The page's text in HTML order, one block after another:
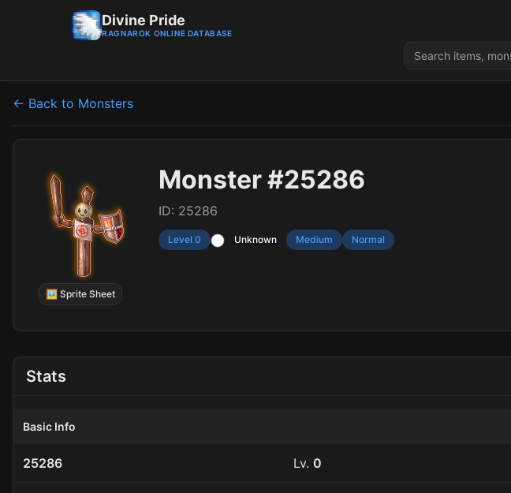
Divine Pride
RAGNAROK ONLINE DATABASE
← Back to Monsters
🖼 Sprite Sheet
Monster #25286
ID: 25286
Level 0 Unknown Medium Normal
Stats
Basic Info
25286 Lv. 0